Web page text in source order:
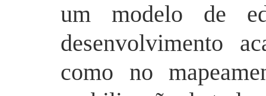
um modelo de
desenvolvimento
como no